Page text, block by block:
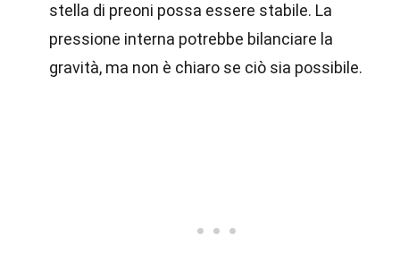
stella di preoni possa essere stabile. La
pressione interna potrebbe bilanciare la
gravità, ma non è chiaro se ciò sia possibile.